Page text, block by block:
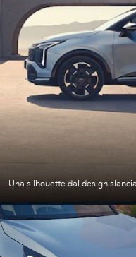
Una silhouette dal design